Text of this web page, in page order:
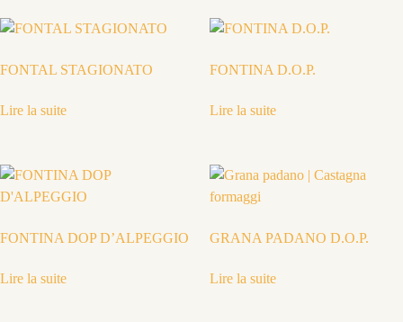
FONTAL STAGIONATO
Lire la suite
FONTINA D.O.P.
Lire la suite
FONTINA DOP D’ALPEGGIO
Lire la suite
GRANA PADANO D.O.P.
Lire la suite